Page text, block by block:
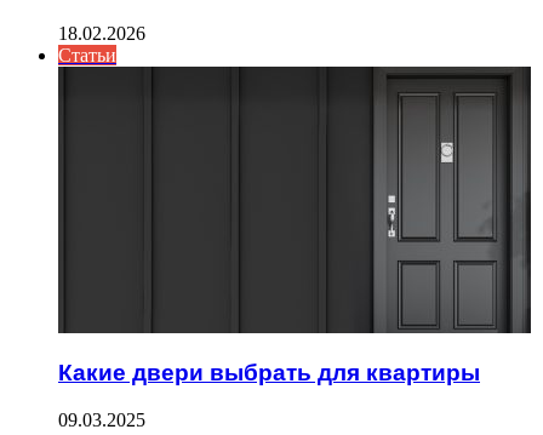
18.02.2026
Статьи
Какие двери выбрать для квартиры
09.03.2025